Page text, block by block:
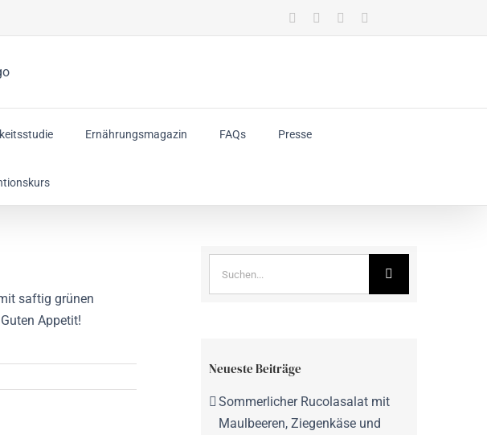
FacebookInstagram
Ernährungsmagazin FAQs Presse
saftig grünen
Appetit!
Neueste Beiträge
Sommerlicher Rucolasalat mit
Maulbeeren, Ziegenkäse und